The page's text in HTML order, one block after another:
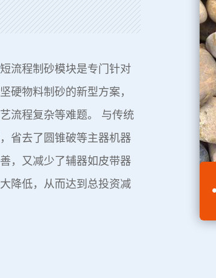
流程制砂模块是专门针对
硬物料制砂的新型方案，
流程复杂等难题。 与传统
省去了圆锥破等主器机器
，又减少了辅器如皮带器
降低，从而达到总投资减